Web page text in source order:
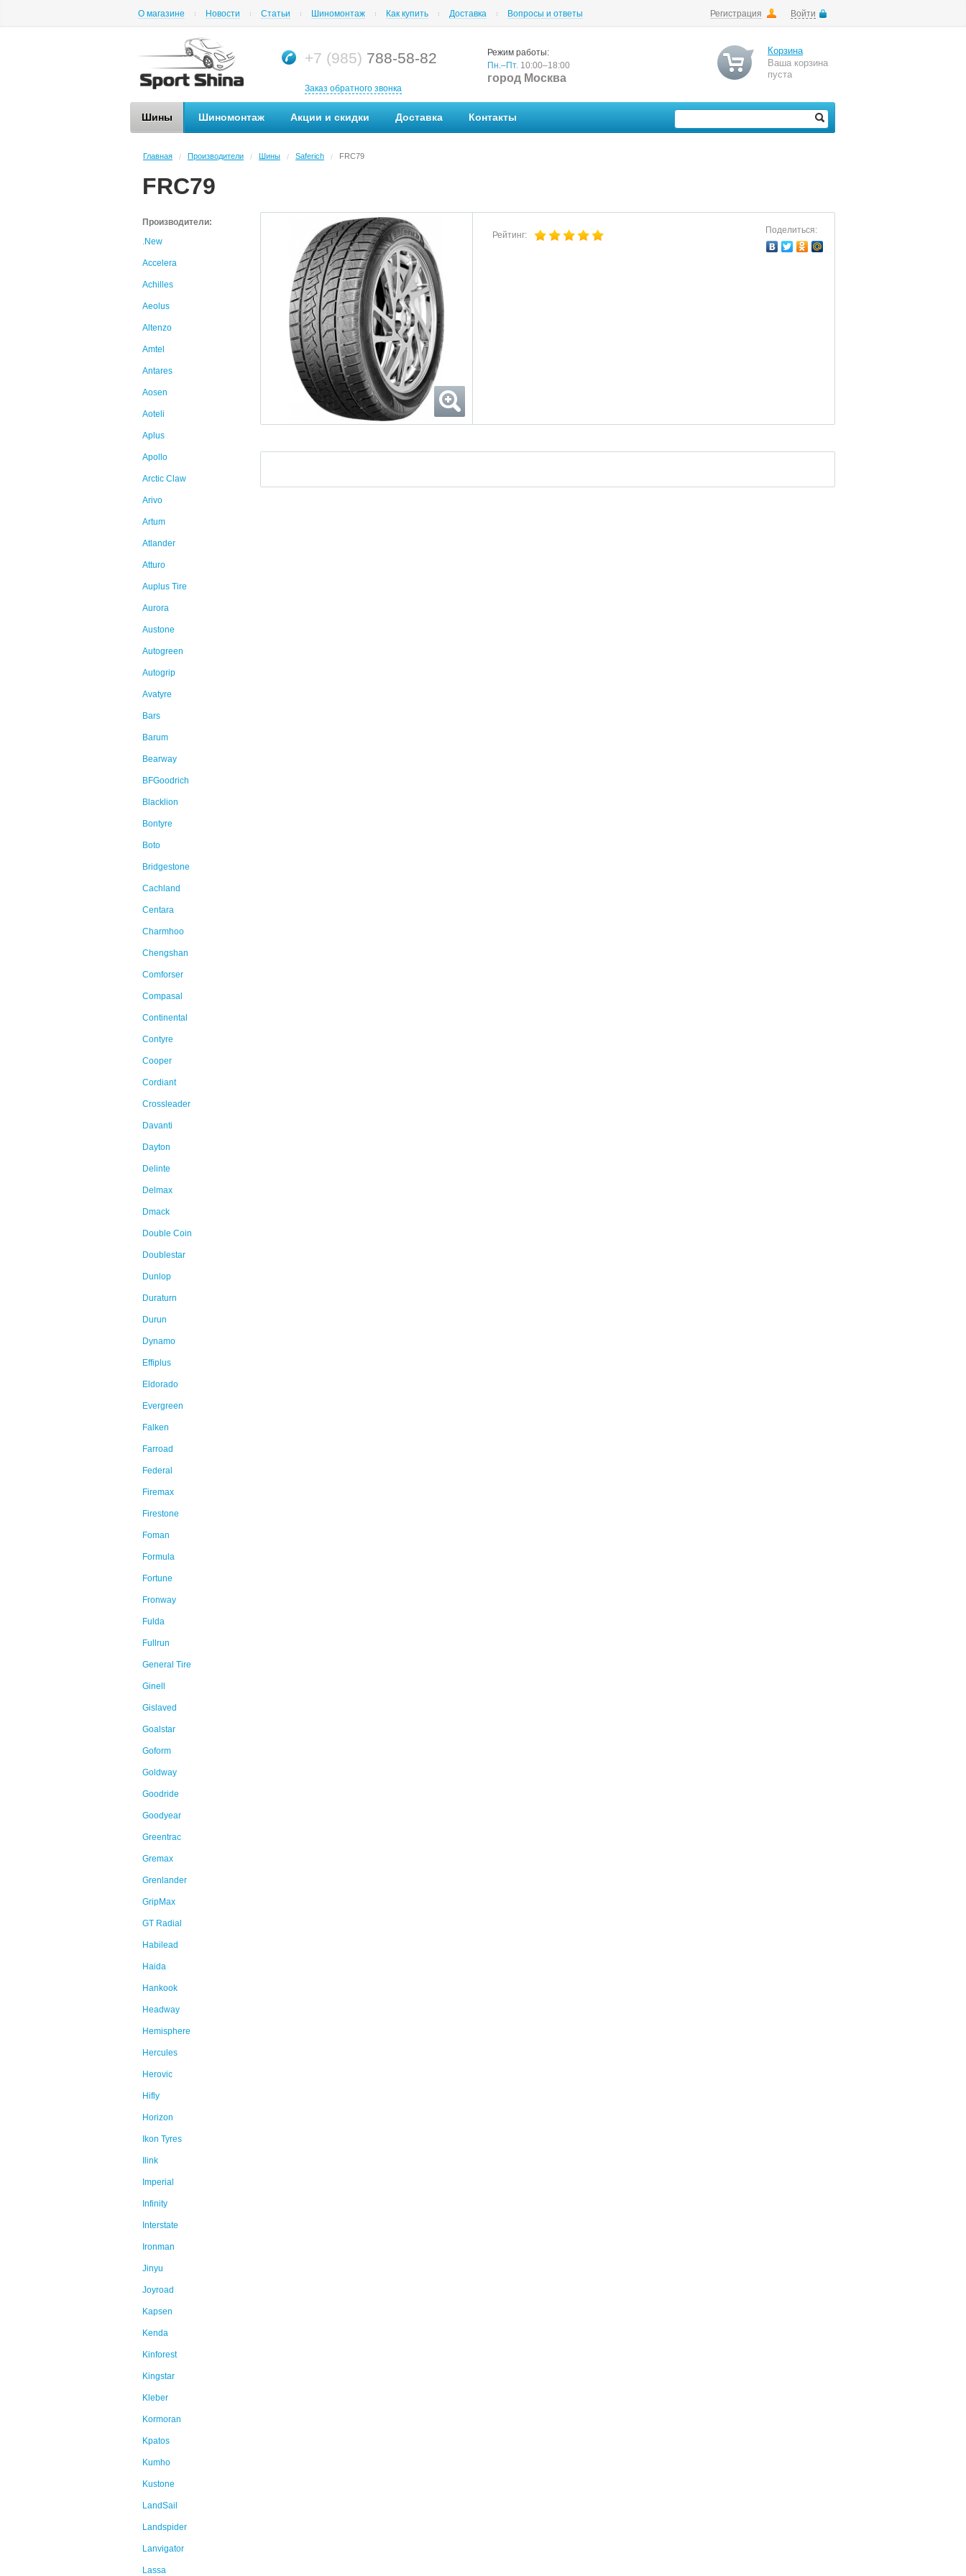
Регистрация Войти
О магазине Новости Статьи Шиномонтаж Как купить Доставка Вопросы и ответы
+7 (985) 788-58-82
Заказ обратного звонка
Режим работы:
Пн.–Пт. 10:00–18:00
город Москва
Корзина
Ваша корзина
пуста
Шины Шиномонтаж Акции и скидки Доставка Контакты
Главная / Производители / Шины / Saferich / FRC79
FRC79
Производители:
.New
Accelera
Achilles
Aeolus
Altenzo
Amtel
Antares
Aosen
Aoteli
Aplus
Apollo
Arctic Claw
Arivo
Artum
Atlander
Atturo
Auplus Tire
Aurora
Austone
Autogreen
Autogrip
Avatyre
Bars
Barum
Bearway
BFGoodrich
Blacklion
Bontyre
Boto
Bridgestone
Cachland
Centara
Charmhoo
Chengshan
Comforser
Compasal
Continental
Contyre
Cooper
Cordiant
Crossleader
Davanti
Dayton
Delinte
Delmax
Dmack
Double Coin
Doublestar
Dunlop
Duraturn
Durun
Dynamo
Effiplus
Eldorado
Evergreen
Falken
Farroad
Federal
Firemax
Firestone
Foman
Formula
Fortune
Fronway
Fulda
Fullrun
General Tire
Ginell
Gislaved
Goalstar
Goform
Goldway
Goodride
Goodyear
Greentrac
Gremax
Grenlander
GripMax
GT Radial
Habilead
Haida
Hankook
Headway
Hemisphere
Hercules
Herovic
Hifly
Horizon
Ikon Tyres
Ilink
Imperial
Infinity
Interstate
Ironman
Jinyu
Joyroad
Kapsen
Kenda
Kinforest
Kingstar
Kleber
Kormoran
Kpatos
Kumho
Kustone
LandSail
Landspider
Lanvigator
Lassa
Рейтинг: Поделиться: